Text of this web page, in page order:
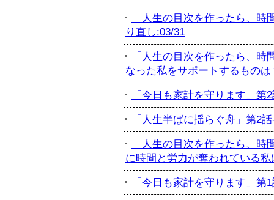
「人生の目次を作ったら、
り直し:03/31
「人生の目次を作ったら、
なった私をサポートするものは
「今日も家計を守ります」第
「人生半ばに揺らぐ舟」第2
「人生の目次を作ったら、
に時間と労力が奪われている私
「今日も家計を守ります」第